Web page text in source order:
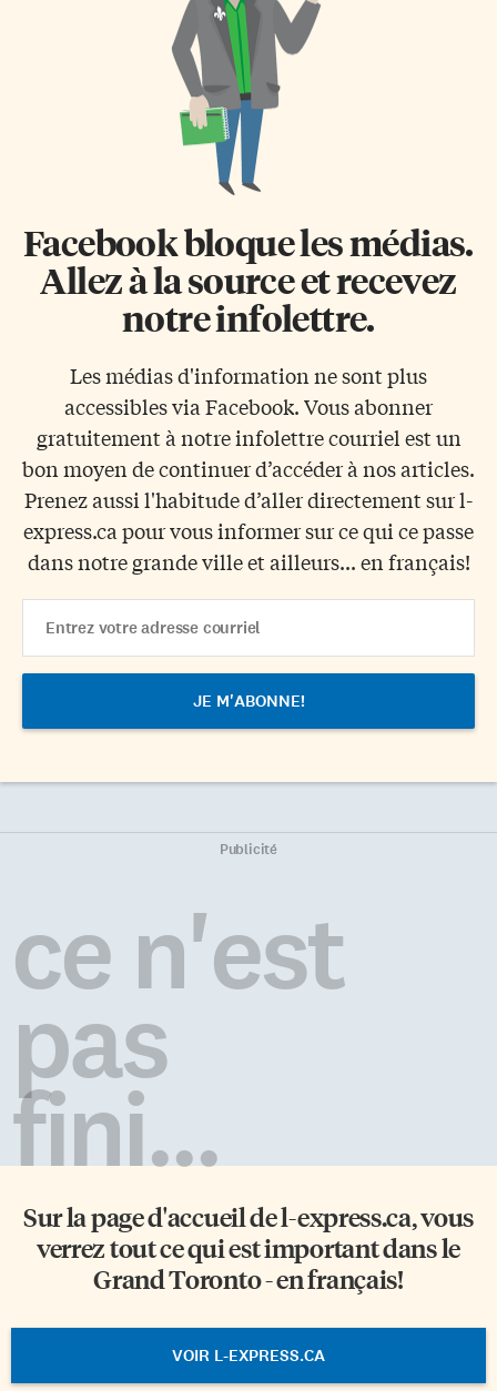
Facebook bloque les médias.
Allez à la source et recevez
notre infolettre.
Les médias d'information ne sont plus
accessibles via Facebook. Vous abonner
gratuitement à notre infolettre courriel est un
bon moyen de continuer d’accéder à nos articles.
Prenez aussi l'habitude d’aller directement sur l-
express.ca pour vous informer sur ce qui ce passe
dans notre grande ville et ailleurs... en français!
Address
Publicité
ce n'est
pas
fini...
Sur la page d'accueil del-express.ca, vous
verrez tout ce qui est important dans le
Grand Toronto - en français!
VOIR L-EXPRESS.CA